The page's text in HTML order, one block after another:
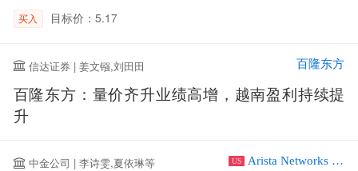
买入 目标价：5.17
信达证券 | 姜文镪,刘田田 百隆东方
百隆东方：量价齐升业绩高增，越南盈利持续提
升
中金公司 | 李诗雯,夏依琳等 US Arista Networks Inc